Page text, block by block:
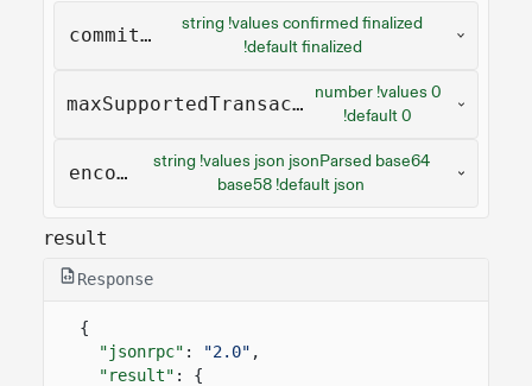
commitment
string !values confirmed finalized
!default finalized
maxSupportedTransactionVersion
number !values 0
!default 0
encoding
string !values json jsonParsed base64
base58 !default json
result
Response
{
"jsonrpc" : "2.0" ,
"result" : {